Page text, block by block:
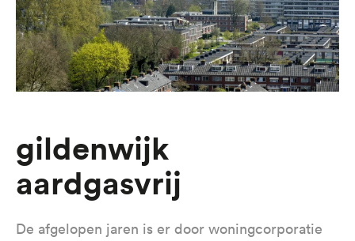
gildenwijk
aardgasvrij
De afgelopen jaren is er door woningcorporatie